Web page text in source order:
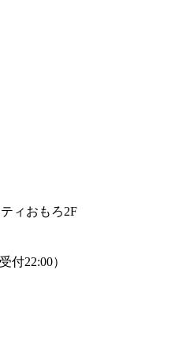
ィおもろ2F
付22:00）